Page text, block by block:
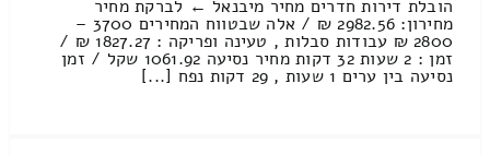
הובלת דירות חדרים מחיר מיבנאל ← לברקת מחיר
מחירון: 2982.56 ₪ / אלה שבטווח המחירים 3700 –
2800 ₪ עבודות סבלות , טעינה ופריקה : 1827.27 ₪ /
זמן : 2 שעות 32 דקות מחיר נסיעה 1061.92 שקל / זמן
נסיעה בין ערים 1 שעות , 29 דקות נפח [...]